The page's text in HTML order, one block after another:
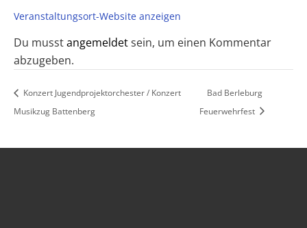
Veranstaltungsort-Website anzeigen
Du musstangemeldetsein, um einen Kommentar
abzugeben.
Konzert Jugendprojektorchester / Konzert
Musikzug Battenberg
Bad Berleburg
Feuerwehrfest